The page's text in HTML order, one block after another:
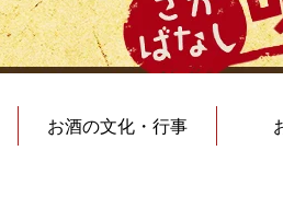
お酒の文化・行事